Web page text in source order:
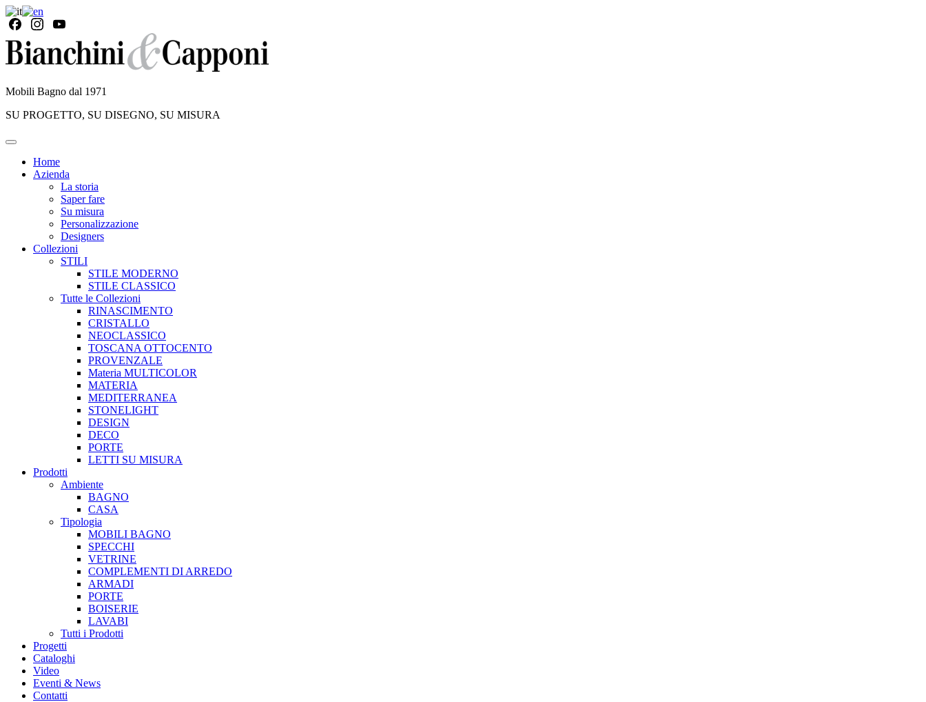
Mobili Bagno dal 1971
SU PROGETTO, SU DISEGNO, SU MISURA
Home
Azienda
La storia
Saper fare
Su misura
Personalizzazione
Designers
Collezioni
STILI
STILE MODERNO
STILE CLASSICO
Tutte le Collezioni
RINASCIMENTO
CRISTALLO
NEOCLASSICO
TOSCANA OTTOCENTO
PROVENZALE
Materia MULTICOLOR
MATERIA
MEDITERRANEA
STONELIGHT
DESIGN
DECO
PORTE
LETTI SU MISURA
Prodotti
Ambiente
BAGNO
CASA
Tipologia
MOBILI BAGNO
SPECCHI
VETRINE
COMPLEMENTI DI ARREDO
ARMADI
PORTE
BOISERIE
LAVABI
Tutti i Prodotti
Progetti
Cataloghi
Video
Eventi & News
Contatti